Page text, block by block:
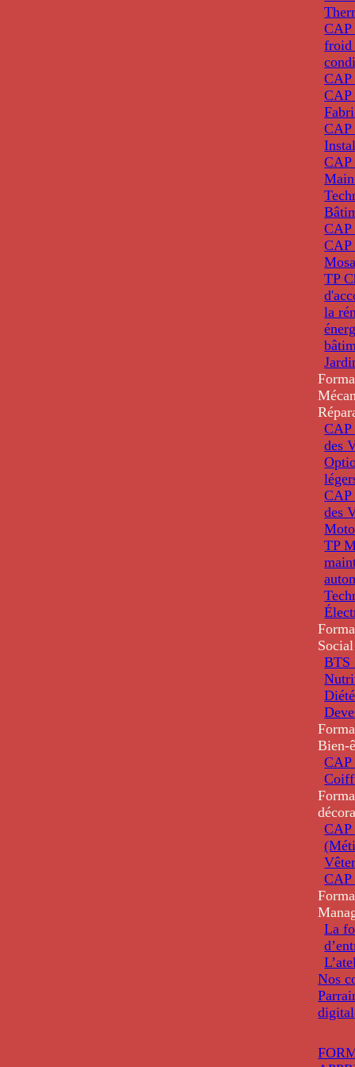
CAP
froid
CAP
CAP
CAP
CAP
CAP
CAP
TP
la
CAP
des
CAP
des
TP
Social
BTS
Bien-
CAP
CAP
CAP
La
Nos